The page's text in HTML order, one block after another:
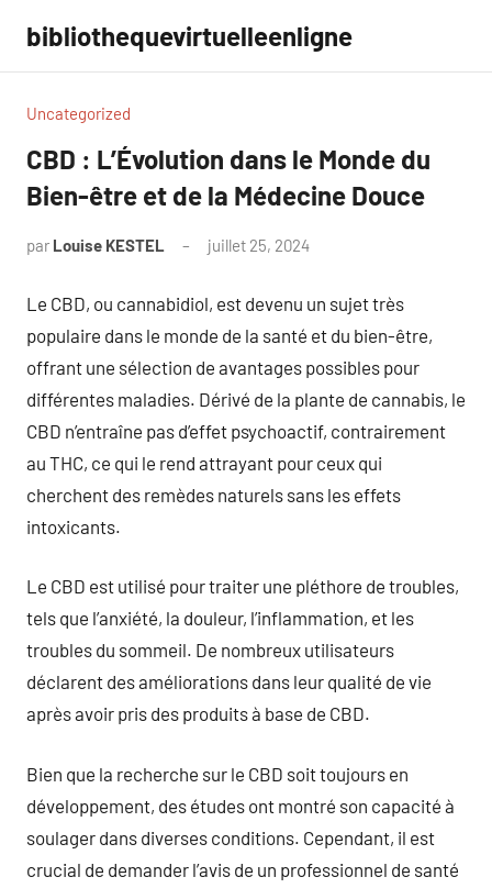
contenu
bibliothequevirtuelleenligne
Uncategorized
CBD : L’Évolution dans le Monde du
Bien-être et de la Médecine Douce
par Louise KESTEL juillet 25, 2024
Le CBD, ou cannabidiol, est devenu un sujet très
populaire dans le monde de la santé et du bien-être,
offrant une sélection de avantages possibles pour
différentes maladies. Dérivé de la plante de cannabis, le
CBD n’entraîne pas d’effet psychoactif, contrairement
au THC, ce qui le rend attrayant pour ceux qui
cherchent des remèdes naturels sans les effets
intoxicants.
Le CBD est utilisé pour traiter une pléthore de troubles,
tels que l’anxiété, la douleur, l’inflammation, et les
troubles du sommeil. De nombreux utilisateurs
déclarent des améliorations dans leur qualité de vie
après avoir pris des produits à base de CBD.
Bien que la recherche sur le CBD soit toujours en
développement, des études ont montré son capacité à
soulager dans diverses conditions. Cependant, il est
crucial de demander l’avis de un professionnel de santé